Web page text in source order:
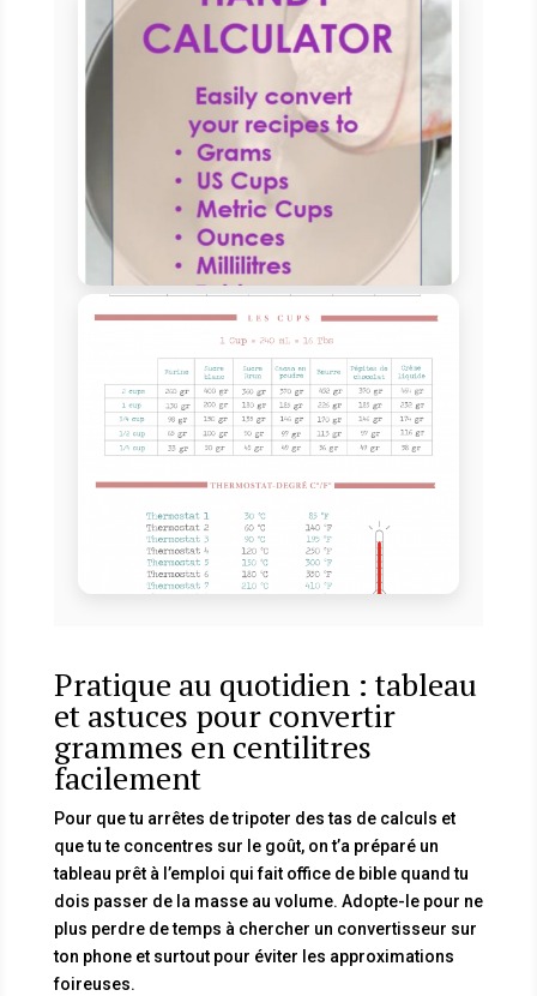
Pratique au quotidien : tableau
et astuces pour convertir
grammes en centilitres
facilement
Pour que tu arrêtes de tripoter des tas de calculs et
que tu te concentres sur le goût, on t’a préparé un
tableau prêt à l’emploi qui fait office de bible quand tu
dois passer de la masse au volume. Adopte-le pour ne
plus perdre de temps à chercher un convertisseur sur
ton phone et surtout pour éviter les approximations
foireuses.